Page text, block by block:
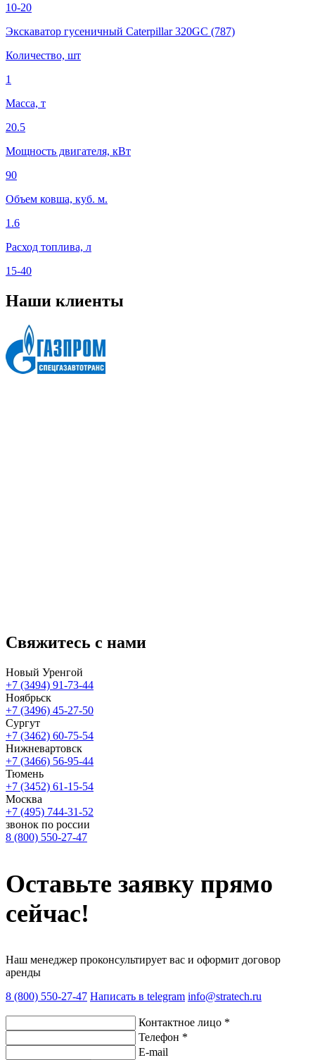
10-20
Экскаватор гусеничный Caterpillar 320GC (787)
Количество, шт
1
Масса, т
20.5
Мощность двигателя, кВт
90
Объем ковша, куб. м.
1.6
Расход топлива, л
15-40
Наши клиенты
Свяжитесь с нами
Новый Уренгой
+7 (3494) 91-73-44
Ноябрьск
+7 (3496) 45-27-50
Сургут
+7 (3462) 60-75-54
Нижневартовск
+7 (3466) 56-95-44
Тюмень
+7 (3452) 61-15-54
Москва
+7 (495) 744-31-52
звонок по россии
8 (800) 550-27-47
Оставьте заявку прямо
сейчас!
Наш менеджер проконсультирует вас и оформит договор
аренды
8 (800) 550-27-47 Написать в telegram info@stratech.ru
Контактное лицо *
Телефон *
E-mail